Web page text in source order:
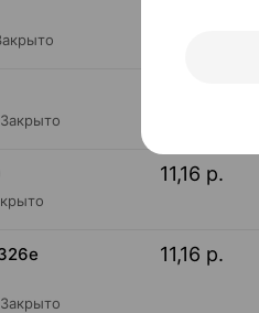
Закрыто
11,16 р.
Закрыто
11,16 р.